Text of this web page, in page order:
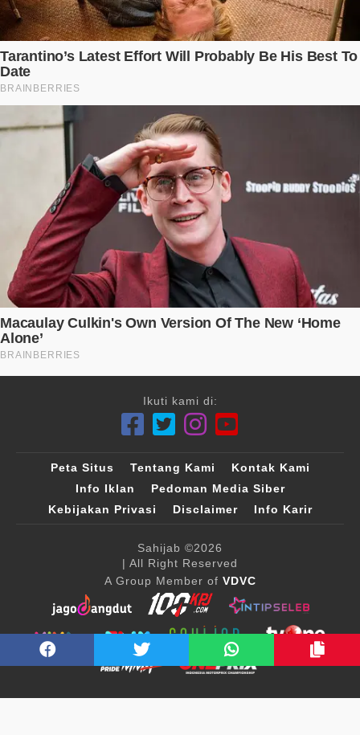
Ikuti kami di:
Peta Situs Tentang Kami
Kontak Kami
Info Iklan
Pedoman Media Siber
Kebijakan Privasi
Disclaimer Info Karir
Sahijab ©2026
| All Right Reserved
A Group Member of VDVC